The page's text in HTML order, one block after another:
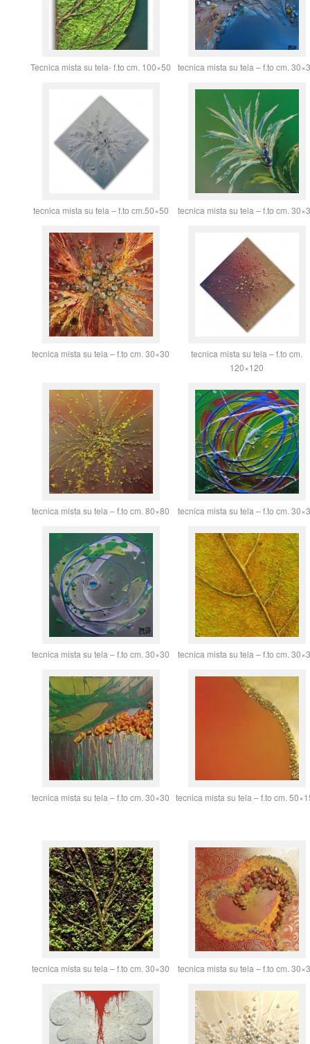
Tecnica mista su tela- f.to cm. 100×50 tecnica mista su tela – f.to cm.
tecnica mista su tela – f.to cm.50×50 tecnica mista su tela – f.to cm.
tecnica mista su tela – f.to cm. 30×30
tecnica mista su tela – f.to cm.
120×120
tecnica mista su tela – f.to cm. 80×80 tecnica mista su tela – f.to cm.
tecnica mista su tela – f.to cm. 30×30 tecnica mista su tela – f.to cm.
tecnica mista su tela – f.to cm. 30×30 tecnica mista su tela – f.to cm.
tecnica mista su tela – f.to cm. 30×30 tecnica mista su tela – f.to cm.